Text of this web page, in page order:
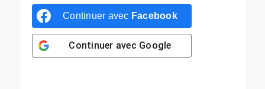
Continuer avec Facebook
Continuer avec Google